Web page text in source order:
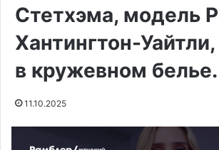
Стетхэма, модель
Хантингтон-
в кружевном белье.
11.10.2025